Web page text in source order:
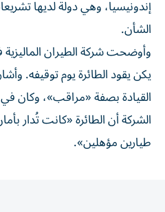
إندونيسيا، وهي دولة لديها
الشأن.
وأوضحت شركة الطيران الماليزية
يكن يقود الطائرة يوم توقيفه.
القيادة بصفة «مراقب»، وكان
الشركة أن الطائرة «كانت تُدار
طيارين مؤهلين».